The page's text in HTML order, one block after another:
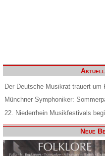
Der Deutsche Musikrat trauert um
Münchner Symphoniker:
22. Niederrhein Musikfestivals
Neue